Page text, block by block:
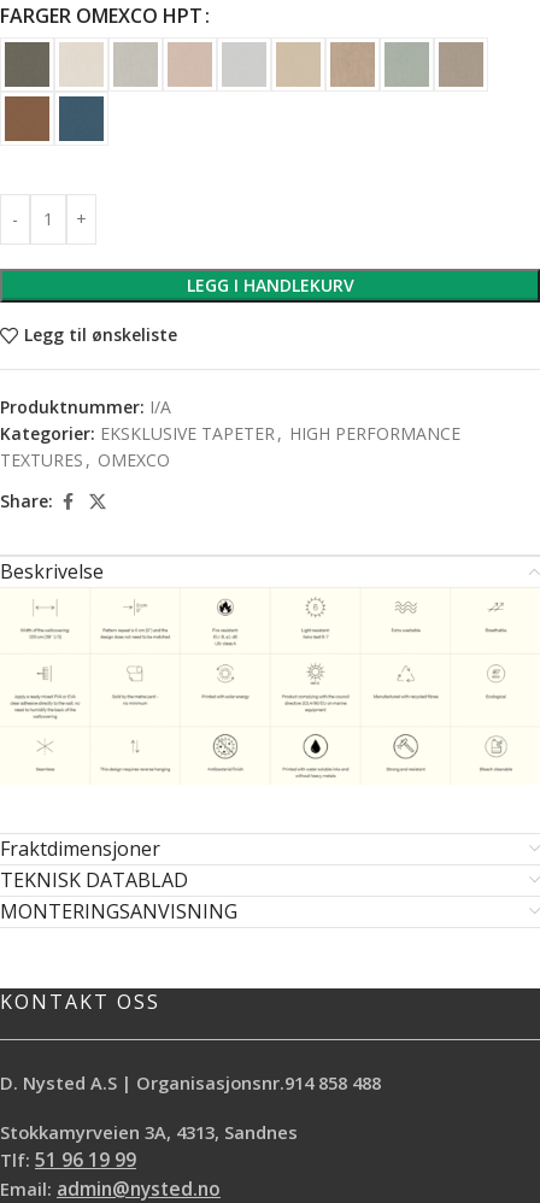
FARGER OMEXCO HPT
LEGG I HANDLEKURV
Legg til ønskeliste
Produktnummer: I/A
Kategorier: EKSKLUSIVE TAPETER , HIGH PERFORMANCE
TEXTURES , OMEXCO
Share:
Beskrivelse
Fraktdimensjoner
TEKNISK DATABLAD
MONTERINGSANVISNING
KONTAKT OSS
D. Nysted A.S | Organisasjonsnr.914 858 488
Stokkamyrveien 3A, 4313, Sandnes
Tlf: 51 96 19 99
Email: admin@nysted.no